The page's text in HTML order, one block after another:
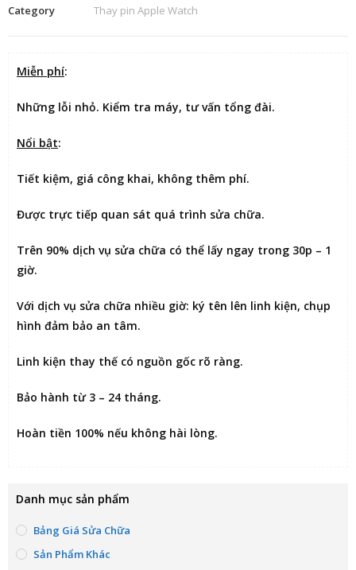
Category Thay pin Apple Watch
Miễn phí:
Những lỗi nhỏ. Kiểm tra máy, tư vấn tổng đài.
Nổi bật:
Tiết kiệm, giá công khai, không thêm phí.
Được trực tiếp quan sát quá trình sửa chữa.
Trên 90% dịch vụ sửa chữa có thể lấy ngay trong 30p – 1
giờ.
Với dịch vụ sửa chữa nhiều giờ: ký tên lên linh kiện, chụp
hình đảm bảo an tâm.
Linh kiện thay thế có nguồn gốc rõ ràng.
Bảo hành từ 3 – 24 tháng.
Hoàn tiền 100% nếu không hài lòng.
Danh mục sản phẩm
Bảng Giá Sửa Chữa
Sản Phẩm Khác